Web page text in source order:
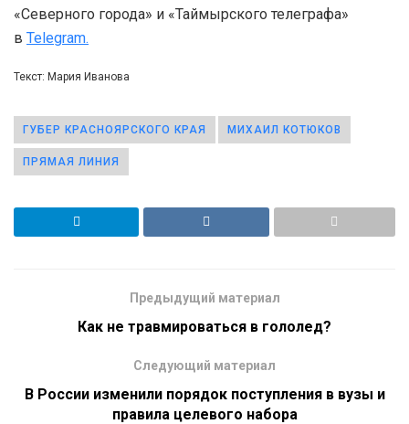
«Северного города» и «Таймырского телеграфа»
в Telegram.
Текст: Мария Иванова
ГУБЕР КРАСНОЯРСКОГО КРАЯ МИХАИЛ КОТЮКОВ
ПРЯМАЯ ЛИНИЯ
Предыдущий материал
Как не травмироваться в гололед?
Следующий материал
В России изменили порядок поступления в вузы и
правила целевого набора